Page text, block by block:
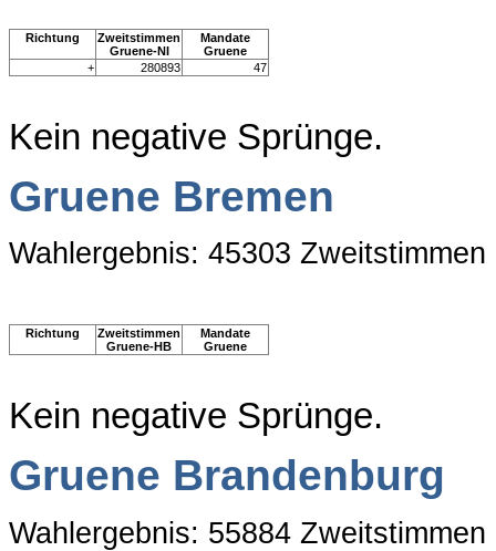
Richtung
Zweitstimmen
Gruene-NI
Mandate
Gruene
+
280893 47
Kein negative Sprünge.
Gruene Bremen
Wahlergebnis: 45303 Zweitstimmen
Richtung
Zweitstimmen
Gruene-HB
Mandate
Gruene
Kein negative Sprünge.
Gruene Brandenburg
Wahlergebnis: 55884 Zweitstimmen